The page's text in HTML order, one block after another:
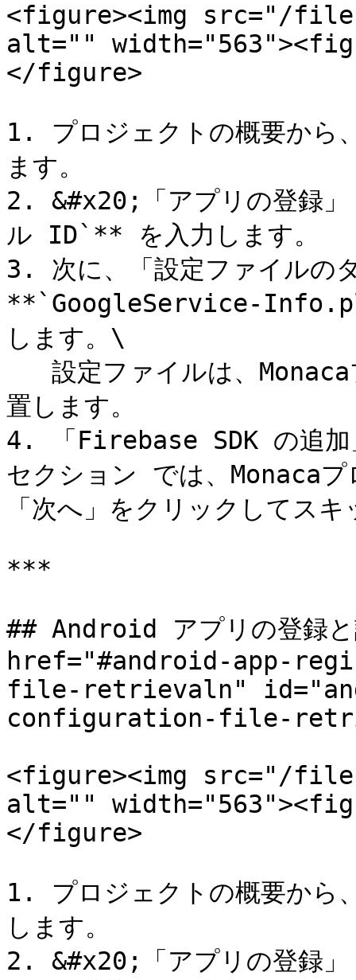
<figure><img src="/
alt=""
</figure>
1. プロジェクトの概要から
ます。
2. &#x20;「アプリの登録
ル ID`** を入力します。
3. 次に、「設定ファイルの
**`GoogleService-
します。\
置します。
4. 「Firebase SDK の追加
セクション では、Monaca
「次へ」をクリックしてス
***
## Android アプリの登録と
href="#android-app-
file-retrievaln"
configuration-file-
<figure><img src="/files/
alt=""
</figure>
1. プロジェクトの概要から
します。
2. &#x20;「アプリの登録